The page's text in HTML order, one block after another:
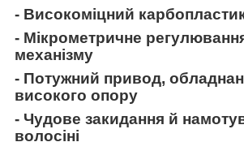
- Високоміцний
- Мікрометричне
механізму
- Потужний привод,
високого опору
- Чудове закидання й
волосіні